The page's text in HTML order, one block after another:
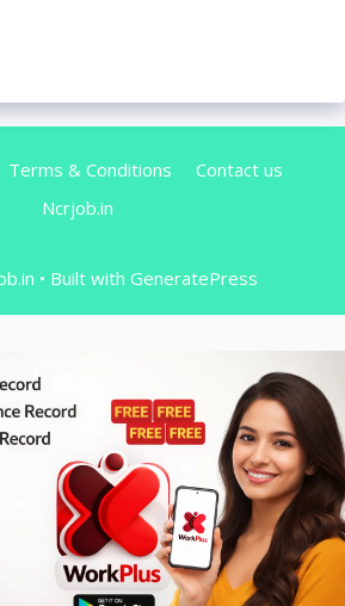
Terms & Conditions
Contact us
Ncrjob.in
• Built with GeneratePress